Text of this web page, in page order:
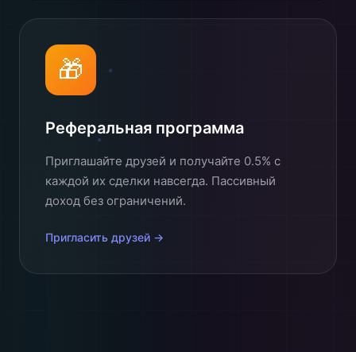
🎁
Реферальная программа
Приглашайте друзей и получайте 0.5% с
каждой их сделки навсегда. Пассивный
доход без ограничений.
Пригласить друзей →